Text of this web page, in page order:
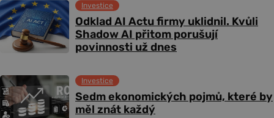
Odklad AI Actu firmy uklidnil. Kvůli
Shadow AI přitom porušují
povinnosti už dnes
Investice
Sedm ekonomických pojmů, které by
měl znát každý
Investice